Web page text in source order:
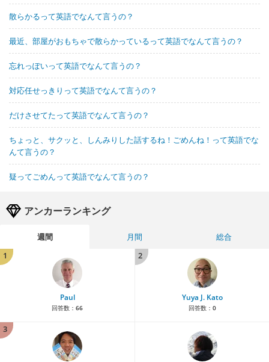
散らかるって英語でなんて言うの？
最近、部屋がおもちゃで散らかっているって英語でなんて言うの？
忘れっぽいって英語でなんて言うの？
対応任せっきりって英語でなんて言うの？
だけさせてたって英語でなんて言うの？
ちょっと、サクッと、しんみりした話するね！ごめんね！って英語でな
んて言うの？
疑ってごめんって英語でなんて言うの？
アンカーランキング
週間 月間
総合
1
Paul
回答数： 66
2
Yuya J. Kato
回答数： 0
3